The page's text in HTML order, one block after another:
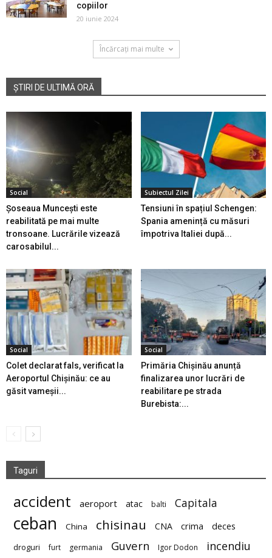
copiilor
20 iunie 2024
Încărcați mai multe
ȘTIRI DE ULTIMĂ ORĂ
Social
Șoseaua Muncești este
reabilitată pe mai multe
tronsoane. Lucrările vizează
carosabilul...
Subiectul Zilei
Tensiuni în spațiul Schengen:
Spania amenință cu măsuri
împotriva Italiei după...
Social
Colet declarat fals, verificat la
Aeroportul Chișinău: ce au
găsit vameșii...
Social
Primăria Chișinău anunță
finalizarea unor lucrări de
reabilitare pe strada
Burebista:...
Taguri
accident aeroport atac balti Capitala
ceban China chisinau CNA crima deces
droguri furt germania Guvern Igor Dodon incendiu